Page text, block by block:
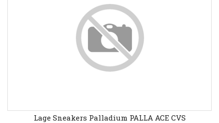
Lage Sneakers Palladium PALLA ACE CVS